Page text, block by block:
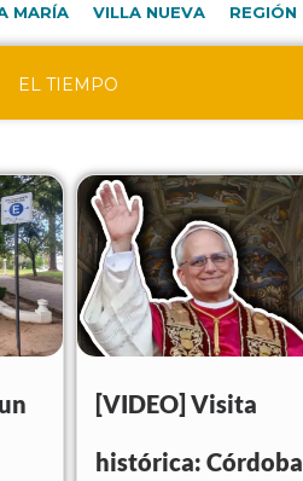
MARÍA VILLA NUEVA REGIÓN
EL TIEMPO
[VIDEO] Visita
histórica: Córdoba